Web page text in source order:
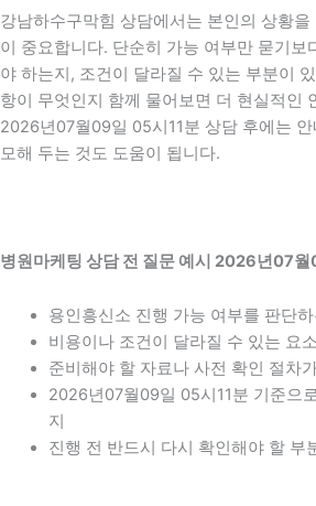
강남하수구막힘 상담에서는 본인의 상황
이 중요합니다. 단순히 가능 여부만 묻기보
야 하는지, 조건이 달라질 수 있는 부분이
항이 무엇인지 함께 물어보면 더 현실적인
2026년07월09일 05시11분 상담 후에는
모해 두는 것도 도움이 됩니다.
병원마케팅 상담 전 질문 예시 2026년07
용인흥신소 진행 가능 여부를 판단
비용이나 조건이 달라질 수 있는 요
준비해야 할 자료나 사전 확인 절차
2026년07월09일 05시11분 기준으
지
진행 전 반드시 다시 확인해야 할 부